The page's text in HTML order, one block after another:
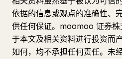
依据的信息或观点的准确性、
供任何保证。moomoo 证券
于本文及相关资料进行投资而
如何，均不承担任何责任。未